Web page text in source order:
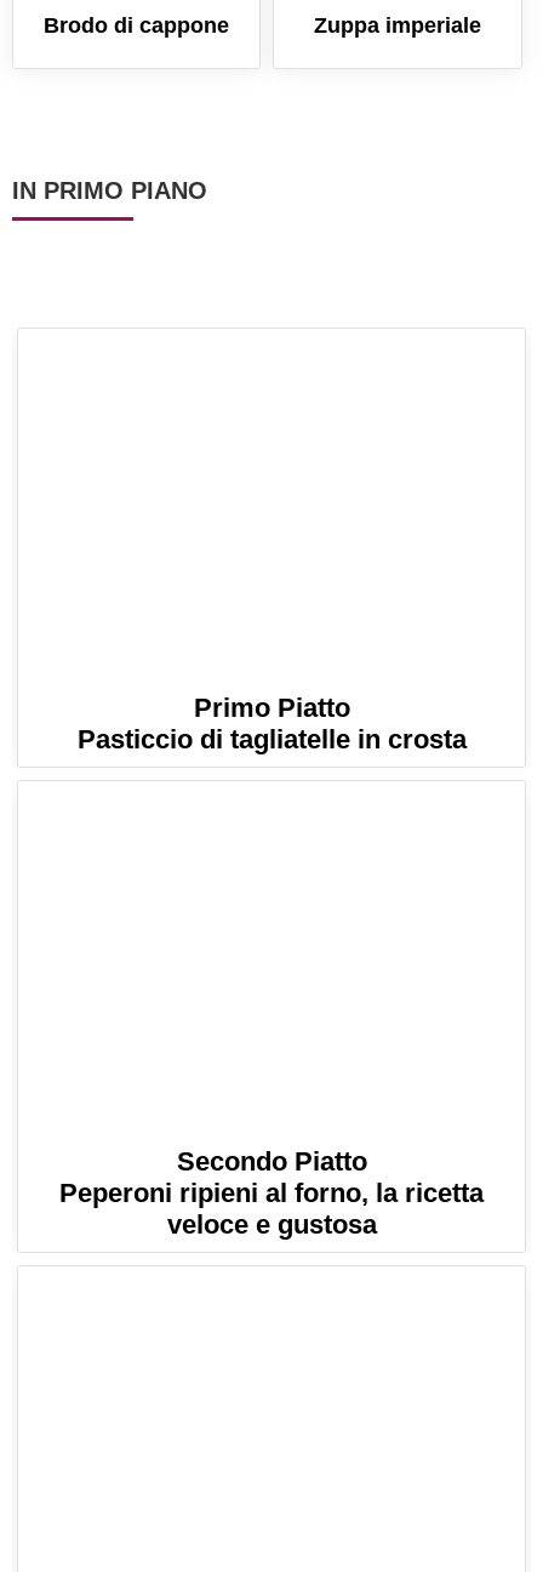
Brodo di cappone Zuppa imperiale
IN PRIMO PIANO
Primo Piatto
Pasticcio di tagliatelle in crosta
Secondo Piatto
Peperoni ripieni al forno, la ricetta
veloce e gustosa